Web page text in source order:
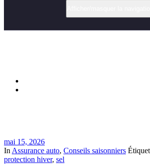
mai 15, 2026
In Assurance auto, Conseils saisonniers
protection hiver, sel